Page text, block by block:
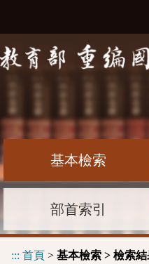
基本檢索
部首索引
::: 首頁 > 基本檢索 > 檢索